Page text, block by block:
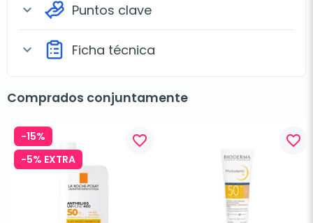
expand_more Puntos clave
expand_more Ficha técnica
Comprados conjuntamente
-15%
-5% EXTRA
favorite_border favorite_border